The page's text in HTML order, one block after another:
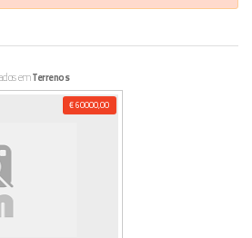
emTerrenos
€ 60000,00